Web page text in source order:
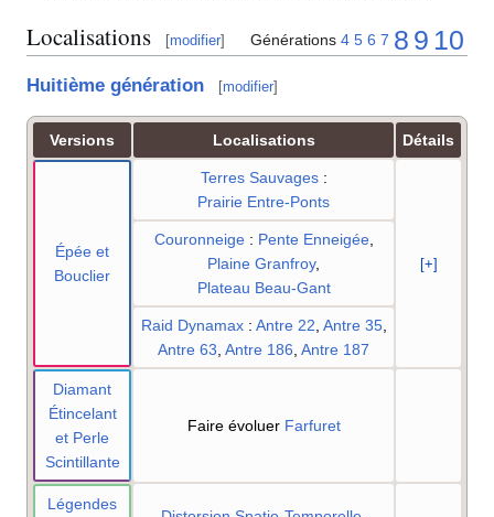
Localisations [modifier] Générations 4 5 6 7 8 9 10
Huitième génération [modifier]
Versions Localisations Détails
Épée et
Bouclier
Terres Sauvages :
Prairie Entre-Ponts
[+]
Couronneige : Pente Enneigée,
Plaine Granfroy,
Plateau Beau-Gant
Raid Dynamax : Antre 22 Antre 35,
Antre 63 Antre 186 Antre 187
Diamant
Étincelant
et Perle
Scintillante
Faire évoluer Farfuret
Légendes